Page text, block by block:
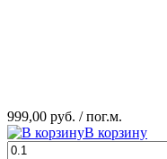
999,00 руб. / пог.м.
В корзину